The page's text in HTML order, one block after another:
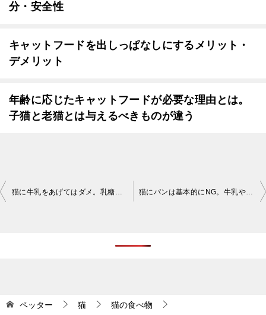
分・安全性
キャットフードを出しっぱなしにするメリット・
デメリット
年齢に応じたキャットフードが必要な理由とは。
子猫と老猫とは与えるべきものが違う
投
シ
猫に牛乳をあげてはダメ。乳糖を分解できず下痢になることも 猫にパンは基本的にNG。牛乳や味付きはあげないようにしよう
ペッター 猫
猫の食べ物